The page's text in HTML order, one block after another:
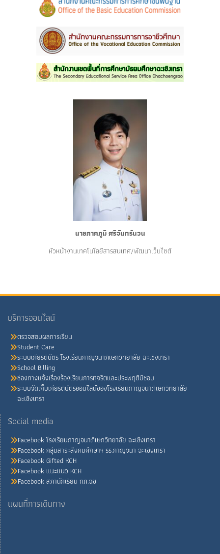
นายภาคภูมิ ศรีจันทร์นวน
หัวหน้างานเทคโนโลยีสารสนเทศ/พัฒนาเว็บไซต์
บริการออนไลน์
ตรวจสอบผลการเรียน
Student Care
ระบบเกียรติบัตร โรงเรียนกาญจนาภิเษกวิทยาลัย ฉะเชิงเทรา
School Billing
ช่องทางแจ้งเรื่องร้องเรียนการทุจริตและประพฤติมิชอบ
ระบบจัดเก็บเกียรติบัตรออนไลน์ของโรงเรียนกาญจนาภิเษกวิทยาลัย
ฉะเชิงเทรา
Social media
Facebook โรงเรียนกาญจนาภิเษกวิทยาลัย ฉะเชิงเทรา
Facebook กลุ่มสาระสังคมศึกษาฯ รร.กาญจนา ฉะเชิงเทรา
Facebook Gifted KCH
Facebook แนะแนว KCH
Facebook สภานักเรียน กภ.ฉช
แผนที่การเดินทาง